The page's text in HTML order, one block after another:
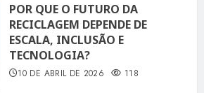
POR QUE O FUTURO DA
RECICLAGEM DEPENDE DE
ESCALA, INCLUSÃO E
TECNOLOGIA?
10 DE ABRIL DE 2026 118